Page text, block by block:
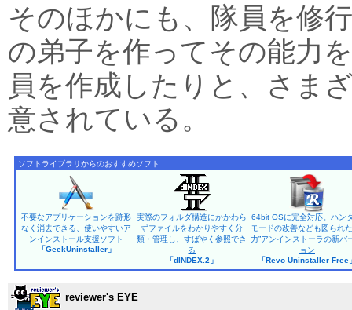
そのほかにも、隊員を修
の弟子を作ってその能力
員を作成したりと、さま
意されている。
ソフトライブラリからのおすすめソフト
不要なアプリケーションを跡形
なく消去できる、使いやすいア
ンインストール支援ソフト
「GeekUninstaller」
実際のフォルダ構造にかかわら
ずファイルをわかりやすく分
類・管理し、すばやく参照でき
る
「dINDEX.2」
64bit OSに完全対応。ハン
モードの改善なども図られ
力”アンインストーラの新バ
ョン
「Revo Uninstaller Free
reviewer's EYE